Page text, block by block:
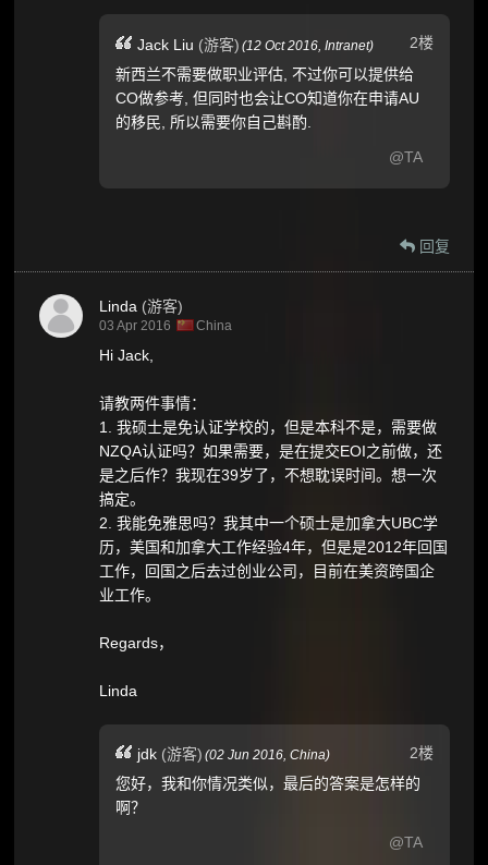
2楼
Jack Liu (游客) (12 Oct 2016,Intranet)
新西兰不需要做职业评估, 不过你可以提供给
CO做参考, 但同时也会让CO知道你在申请AU
的移民, 所以需要你自己斟酌.
@TA
回复
Linda (游客)
03 Apr 2016 China
Hi Jack,
请教两件事情：
1. 我硕士是免认证学校的，但是本科不是，需要做
NZQA认证吗？如果需要，是在提交EOI之前做，还
是之后作？我现在39岁了，不想耽误时间。想一次
搞定。
2. 我能免雅思吗？我其中一个硕士是加拿大UBC学
历，美国和加拿大工作经验4年，但是是2012年回国
工作，回国之后去过创业公司，目前在美资跨国企
业工作。
Regards，
Linda
2楼
jdk (游客) (02 Jun 2016,China)
您好，我和你情况类似，最后的答案是怎样的
啊？
@TA